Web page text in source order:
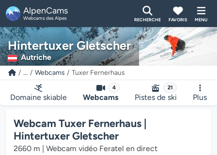
AlpenCams
Webcams des Alpes RECHERCHE FAVORIS MENU
Hintertuxer Gletscher
Autriche
... Webcams Tuxer Fernerhaus
Domaine skiable
4
Webcams
21
Pistes de ski Plus
Webcam Tuxer Fernerhaus |
Hintertuxer Gletscher
2660 m | Webcam vidéo Feratel en direct